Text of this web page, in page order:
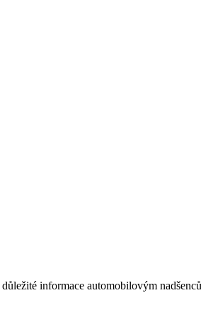
informace automobilovým